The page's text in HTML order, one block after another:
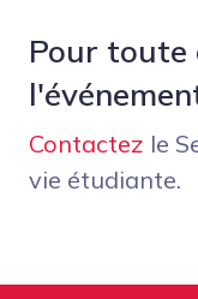
Pour
Contactez le
vie étudiante.